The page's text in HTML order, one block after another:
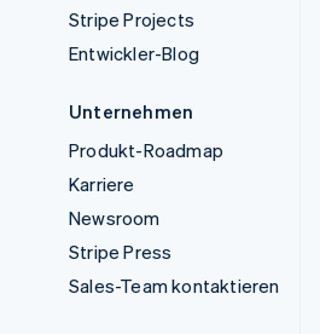
Stripe Projects
Entwickler-Blog
Unternehmen
Produkt-Roadmap
Karriere
Newsroom
Stripe Press
Sales-Team kontaktieren